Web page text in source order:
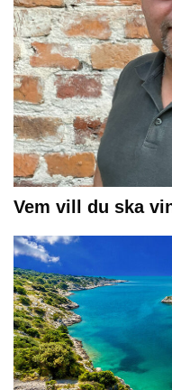
Vem vill du ska